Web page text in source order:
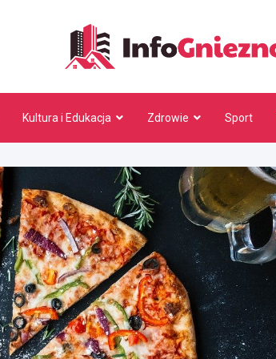
Kultura i Edukacja Zdrowie Sport